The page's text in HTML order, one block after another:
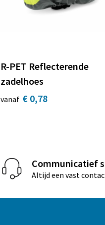
R-PET Reflecterende
zadelhoes
vanaf € 0,78
Communicatief
Altijd een vast